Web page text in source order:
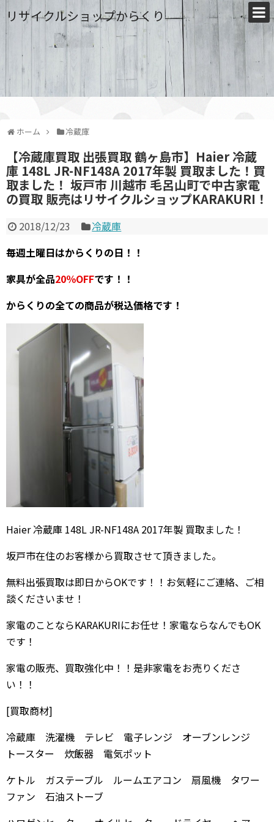
リサイクルショップからくり
ホーム 冷蔵庫
【冷蔵庫買取 出張買取 鶴ヶ島市】Haier 冷蔵
庫 148L JR-NF148A 2017年製 買取ました！買
取ました！ 坂戸市 川越市 毛呂山町で中古家電
の買取 販売はリサイクルショップKARAKURI！
2018/12/23
冷蔵庫
毎週土曜日はからくりの日！！
家具が全品20％OFFです！！
からくりの全ての商品が税込価格です！
Haier 冷蔵庫 148L JR-NF148A 2017年製 買取ました！
坂戸市在住のお客様から買取させて頂きました。
無料出張買取は即日からOKです！！お気軽にご連絡、ご相
談くださいませ！
家電のことならKARAKURIにお任せ！家電ならなんでもOK
です！
家電の販売、買取強化中！！是非家電をお売りくださ
い！！
[買取商材]
冷蔵庫 洗濯機 テレビ 電子レンジ オーブンレンジ
トースター 炊飯器 電気ポット
ケトル ガステーブル ルームエアコン 扇風機 タワー
ファン 石油ストーブ